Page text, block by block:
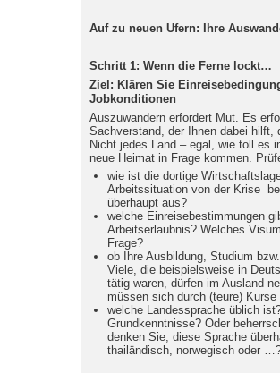
Auf zu neuen Ufern: Ihre
Schritt 1: Wenn die Ferne lockt…
Ziel: Klären Sie
Jobkonditionen
Auszuwandern erfordert Mut. Es
Sachverstand, der Ihnen dabei hilft,
Nicht jedes Land – egal, wie toll es
neue Heimat in Frage kommen.
wie ist die dortige
Arbeitssituation von der Krise
überhaupt aus?
welche Einreisebestimmungen
Arbeitserlaubnis? Welches
Frage?
ob Ihre Ausbildung, Studium
Viele, die beispielsweise in
tätig waren, dürfen im Ausland
müssen sich durch (teure)
welche Landessprache üblich
Grundkenntnisse? Oder
denken Sie, diese Sprache
thailändisch, norwegisch oder